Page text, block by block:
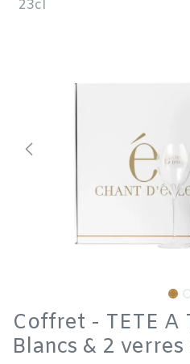
23cl
Coffret - TETE A
Blancs & 2 verres